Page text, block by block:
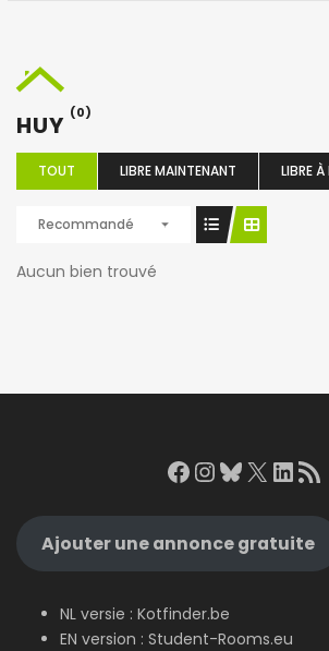
HUY (0)
TOUT LIBRE MAINTENANT LIBRE À
Recommandé
Aucun bien trouvé
Facebook
Instagram
Bluesky
X RSS
Ajouter une annonce gratuite
NL versie : Kotfinder.be
EN version : Student-Rooms.eu